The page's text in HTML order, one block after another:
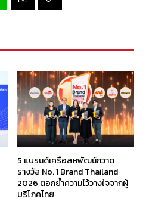
5 แบรนด์เครือสหพัฒน์กวาด
รางวัล No. 1 Brand Thailand
2026 ตอกย้ำความไว้วางใจจากผู้
บริโภคไทย